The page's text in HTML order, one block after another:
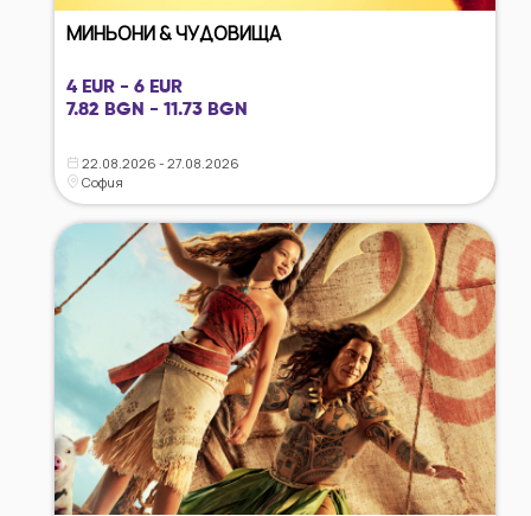
МИНЬОНИ & ЧУДОВИЩА
4 EUR - 6 EUR
7.82 BGN - 11.73 BGN
22.08.2026 - 27.08.2026
София